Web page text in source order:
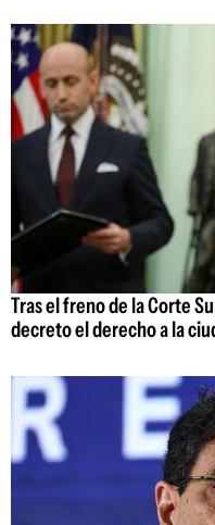
Tras el freno de la Corte
decreto el derecho a la